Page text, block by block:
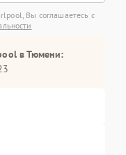
Вы соглашаетесь с
в Тюмени: